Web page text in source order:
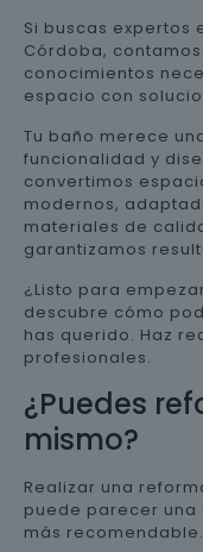
Si buscas expertos
Córdoba,
conocimientos
espacio con
Tu baño merece
funcionalidad y
convertimos
modernos,
materiales de
garantizamos
¿Listo para
descubre cómo
has querido. Haz
profesionales.
¿Puedes
mismo?
Realizar una
puede parecer
más recomendable.